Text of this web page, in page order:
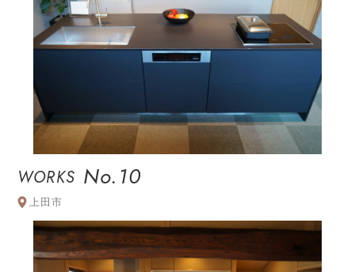
WORKS No.10
上田市